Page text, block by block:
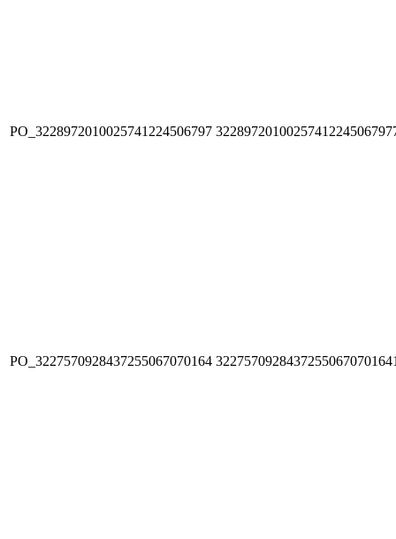
PO_3228972010025741224506797
PO_3227570928437255067070164